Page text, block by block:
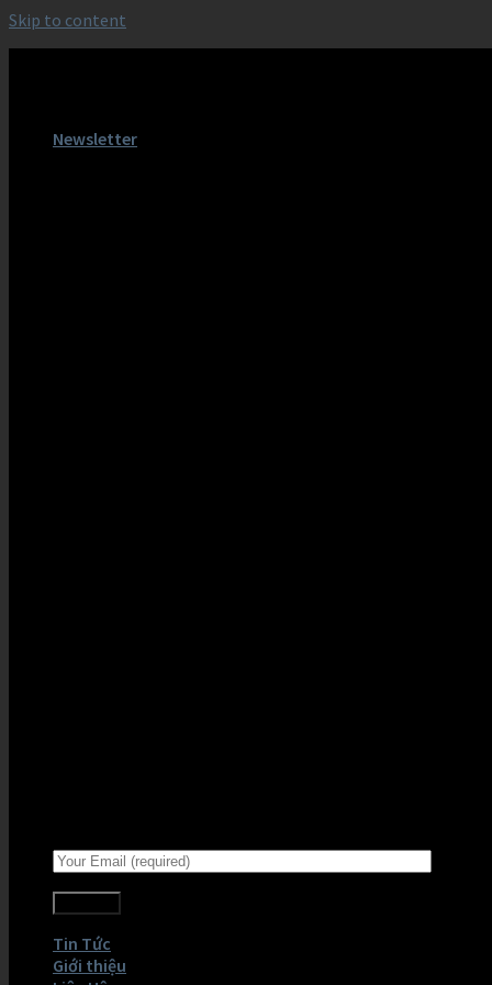
Skip to content
Newsletter
Tin Tức
Giới thiệu